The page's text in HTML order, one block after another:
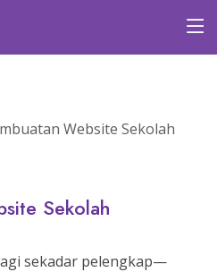
Website Sekolah
Sekolah
sekadar pelengkap—